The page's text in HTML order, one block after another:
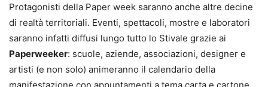
Protagonisti della Paper week saranno anche altre decine
di realtà territoriali. Eventi, spettacoli, mostre e laboratori
saranno infatti diffusi lungo tutto lo Stivale grazie ai
Paperweeker: scuole, aziende, associazioni, designer e
artisti (e non solo) animeranno il calendario della